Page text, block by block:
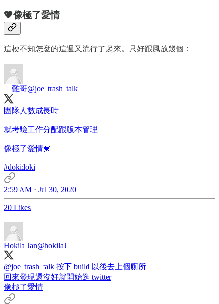
💖像極了愛情
這梗不知怎麼的這週又流行了起來。只好跟風放幾個：
__難哥@joe_trash_talk
團隊人數成長時
就考驗工作分配跟版本管理
像極了愛情💓
#dokidoki
2:59 AM · Jul 30, 2020
20 Likes
Hokila Jan@hokilaJ
@joe_trash_talk 按下 build 以後去上個廁所
回來發現還沒好就開始逛 twitter
像極了愛情